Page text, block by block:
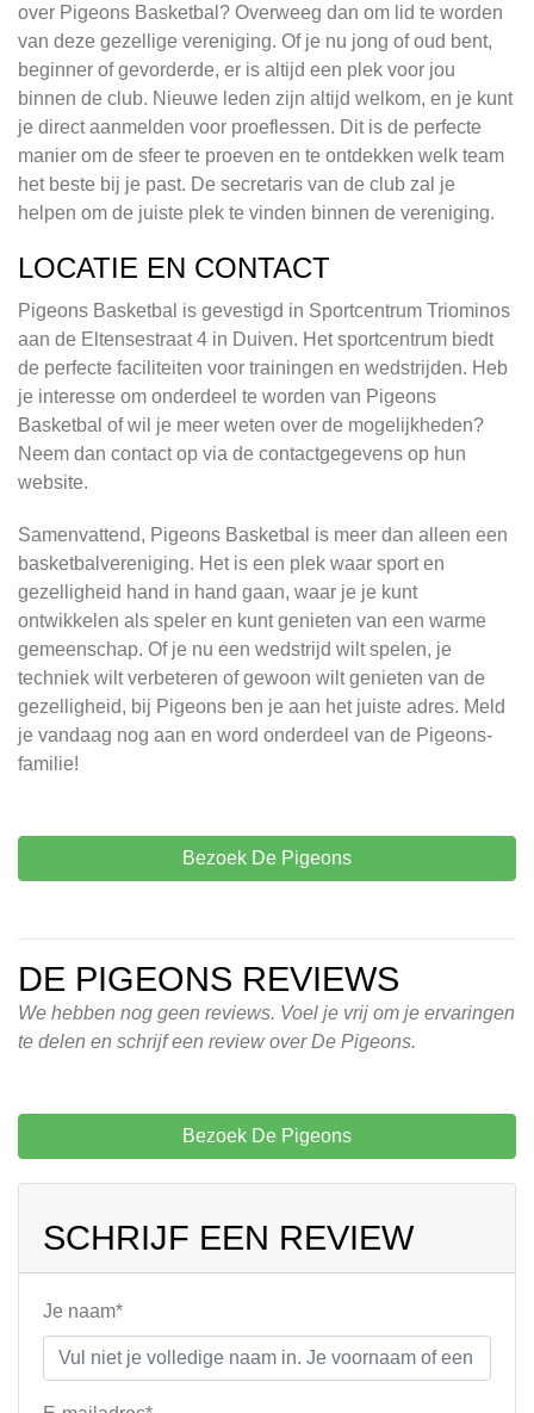
over Pigeons Basketbal? Overweeg dan om lid te worden
van deze gezellige vereniging. Of je nu jong of oud bent,
beginner of gevorderde, er is altijd een plek voor jou
binnen de club. Nieuwe leden zijn altijd welkom, en je kunt
je direct aanmelden voor proeflessen. Dit is de perfecte
manier om de sfeer te proeven en te ontdekken welk team
het beste bij je past. De secretaris van de club zal je
helpen om de juiste plek te vinden binnen de vereniging.
LOCATIE EN CONTACT
Pigeons Basketbal is gevestigd in Sportcentrum Triominos
aan de Eltensestraat 4 in Duiven. Het sportcentrum biedt
de perfecte faciliteiten voor trainingen en wedstrijden. Heb
je interesse om onderdeel te worden van Pigeons
Basketbal of wil je meer weten over de mogelijkheden?
Neem dan contact op via de contactgegevens op hun
website.
Samenvattend, Pigeons Basketbal is meer dan alleen een
basketbalvereniging. Het is een plek waar sport en
gezelligheid hand in hand gaan, waar je je kunt
ontwikkelen als speler en kunt genieten van een warme
gemeenschap. Of je nu een wedstrijd wilt spelen, je
techniek wilt verbeteren of gewoon wilt genieten van de
gezelligheid, bij Pigeons ben je aan het juiste adres. Meld
je vandaag nog aan en word onderdeel van de Pigeons-
familie!
Bezoek De Pigeons
DE PIGEONS REVIEWS
We hebben nog geen reviews. Voel je vrij om je ervaringen
te delen en schrijf een review over De Pigeons.
Bezoek De Pigeons
SCHRIJF EEN REVIEW
Je naam*